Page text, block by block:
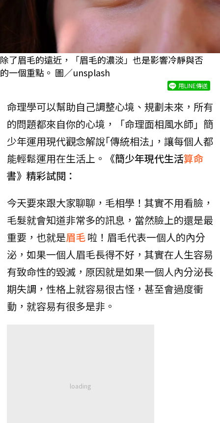
除了眉毛的遠近，「眉毛的濃淡」也是影響冷靜與否
的一個重點。 圖／unsplash
用LINE傳送
命理學可以幫助自己調整心境、規劃未來，所有
的問題都來自你的心境，「命理面相風水師」簡
少年運用現代觀念解說｢傳統相法｣，讓每個人都
能輕鬆運用在生活上。 《簡少年現代生活算命
書》精彩試閱：
今天要來跟大家聊聊，毛相學！其實不用看臉，
毛髮就會知道非常多的訊息，當然臉上的還是最
重要，也就是眉毛啦！眉毛代表一個人的內分
泌，如果一個人眉毛長得不好，其實在人生容易
有致命性的毀滅，原因就是如果一個人內分泌長
期失調，性格上就容易很古怪，甚至會過度衝
動，就容易有很多是非。